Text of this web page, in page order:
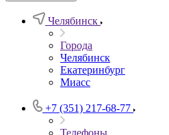
Челябинск
Города
Челябинск
Екатеринбург
Миасс
+7 (351) 217-68-77
Телефоны